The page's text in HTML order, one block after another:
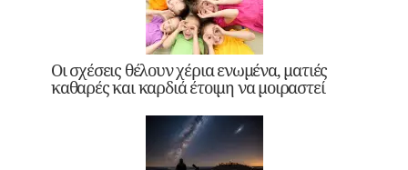
Οι σχέσεις θέλουν χέρια ενωμένα, ματιές
καθαρές και καρδιά έτοιμη να μοιραστεί